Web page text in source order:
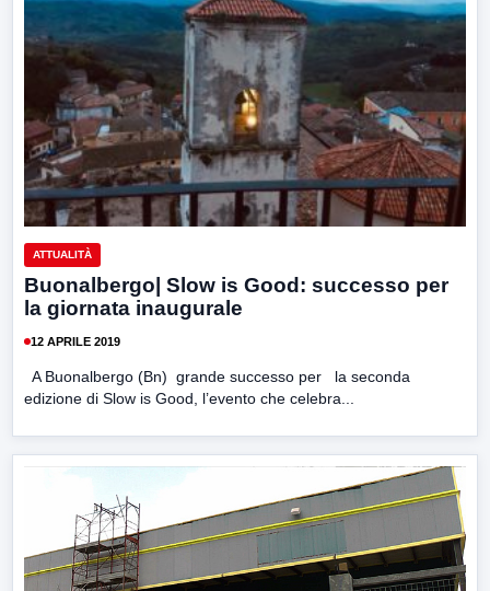
ATTUALITÀ
Buonalbergo| Slow is Good: successo per
la giornata inaugurale
12 APRILE 2019
A Buonalbergo (Bn) grande successo per la seconda
edizione di Slow is Good, l’evento che celebra...